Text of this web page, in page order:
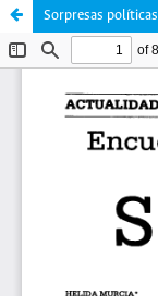
Sorpresas políticas